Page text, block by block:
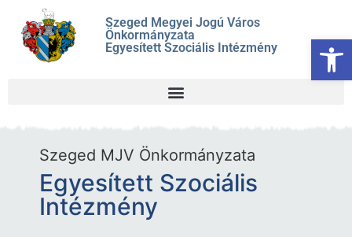
Szeged Megyei Jogú Város
Önkormányzata
Egyesített Szociális Intézmény
Szeged MJV Önkormányzata
Egyesített Szociális
Intézmény